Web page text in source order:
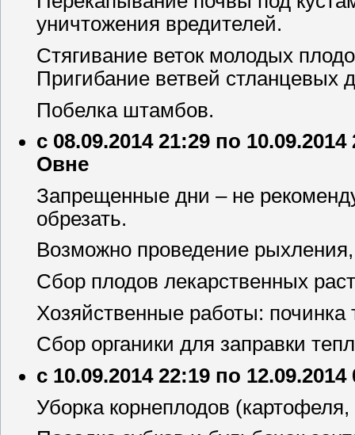
уничтожения вредителей.
Стягивание веток молодых
Пригибание ветвей
Побелка штамбов.
с 08.09.2014 21:29 по 10.09.2014
Овне
Запрещенные дни – не
обрезать.
Возможно проведение
Сбор плодов лекарственных
Хозяйственные работы: починка
Сбор органики для заправки
с 10.09.2014 22:19 по 12.09.2014
Уборка корнеплодов